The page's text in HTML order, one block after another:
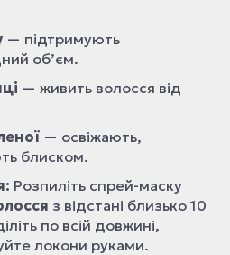
— підтримують
об’єм.
— живить волосся від
— освіжають,
блиском.
Розпиліть спрей-маску
з відстані близько 10
по всій довжині,
локони руками.